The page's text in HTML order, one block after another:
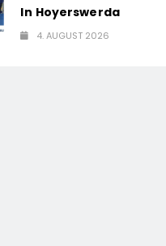
In Hoyerswerda
4. AUGUST 2026